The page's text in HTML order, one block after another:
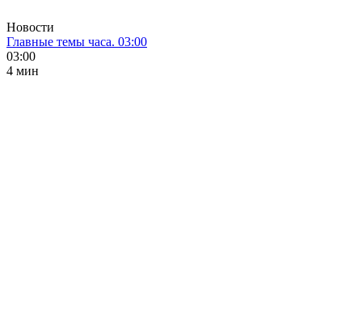
Новости
Главные темы часа. 03:00
03:00
4 мин